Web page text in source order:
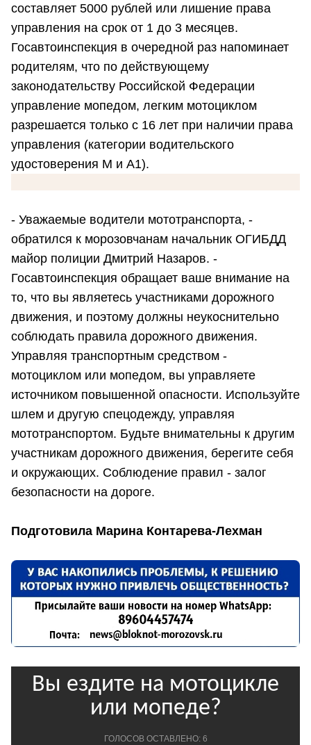
составляет 5000 рублей или лишение права
управления на срок от 1 до 3 месяцев.
Госавтоинспекция в очередной раз напоминает
родителям, что по действующему
законодательству Российской Федерации
управление мопедом, легким мотоциклом
разрешается только с 16 лет при наличии права
управления (категории водительского
удостоверения М и А1).
- Уважаемые водители мототранспорта, -
обратился к морозовчанам начальник ОГИБДД
майор полиции Дмитрий Назаров. -
Госавтоинспекция обращает ваше внимание на
то, что вы являетесь участниками дорожного
движения, и поэтому должны неукоснительно
соблюдать правила дорожного движения.
Управляя транспортным средством -
мотоциклом или мопедом, вы управляете
источником повышенной опасности. Используйте
шлем и другую спецодежду, управляя
мототранспортом. Будьте внимательны к другим
участникам дорожного движения, берегите себя
и окружающих. Соблюдение правил - залог
безопасности на дороге.
Подготовила Марина Контарева-Лехман